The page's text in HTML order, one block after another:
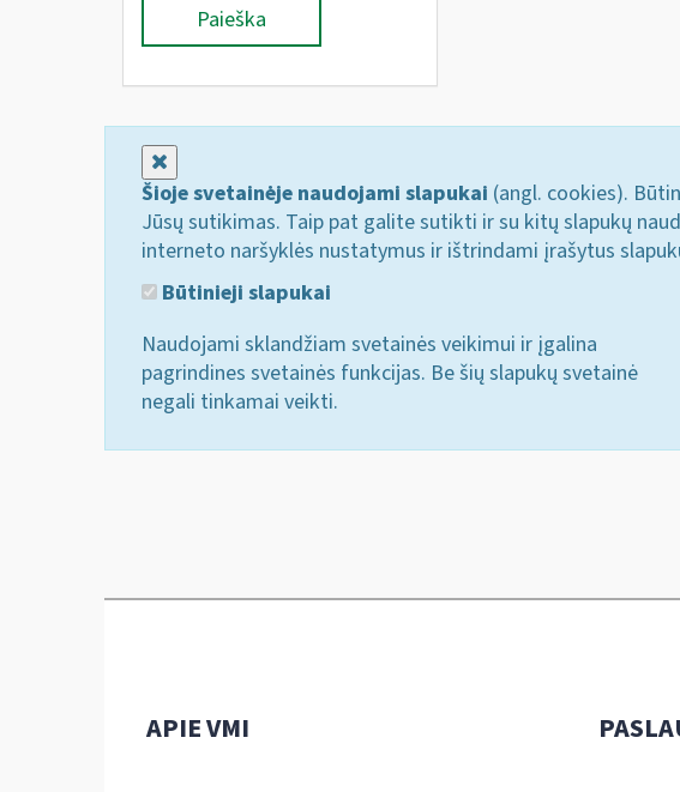
Paieška
Šioje svetainėje naudojami slapukai (angl. cookies).
Jūsų sutikimas. Taip pat galite sutikti ir su kitų slapukų
interneto naršyklės nustatymus ir ištrindami įrašytus
Būtinieji slapukai
Naudojami sklandžiam svetainės veikimui ir įgalina
pagrindines svetainės funkcijas. Be šių slapukų svetainė
negali tinkamai veikti.
APIE VMI